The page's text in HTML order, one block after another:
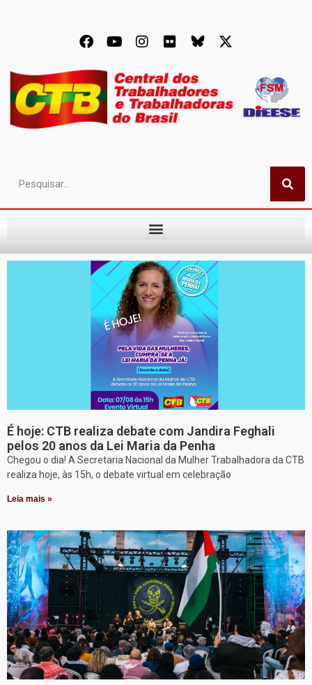
É hoje: CTB realiza debate com Jandira Feghali
pelos 20 anos da Lei Maria da Penha
Chegou o dia! A Secretaria Nacional da Mulher Trabalhadora da CTB
realiza hoje, às 15h, o debate virtual em celebração
Leia mais »